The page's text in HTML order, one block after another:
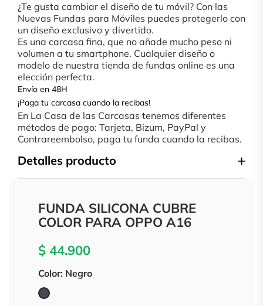
¿Te gusta cambiar el diseño de tu móvil? Con las
Nuevas Fundas para Móviles puedes protegerlo con
un diseño exclusivo y divertido.
Es una carcasa fina, que no añade mucho peso ni
volumen a tu smartphone. Cualquier diseño o
modelo de nuestra tienda de fundas online es una
elección perfecta.
Envío en 48H
¡Paga tu carcasa cuando la recibas!
En La Casa de las Carcasas tenemos diferentes
métodos de pago: Tarjeta, Bizum, PayPal y
Contrareembolso, paga tu funda cuando la recibas.
Detalles producto
FUNDA SILICONA CUBRE
COLOR PARA OPPO A16
$ 44.900
Color: Negro
Negro